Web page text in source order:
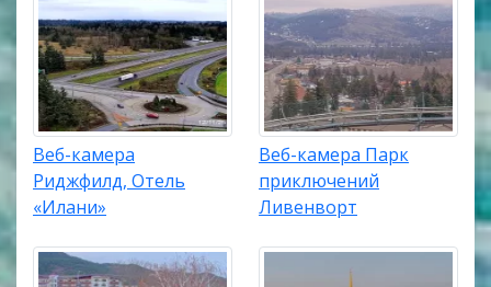
Веб-камера
Риджфилд, Отель
«Илани»
Веб-камера Парк
приключений
Ливенворт